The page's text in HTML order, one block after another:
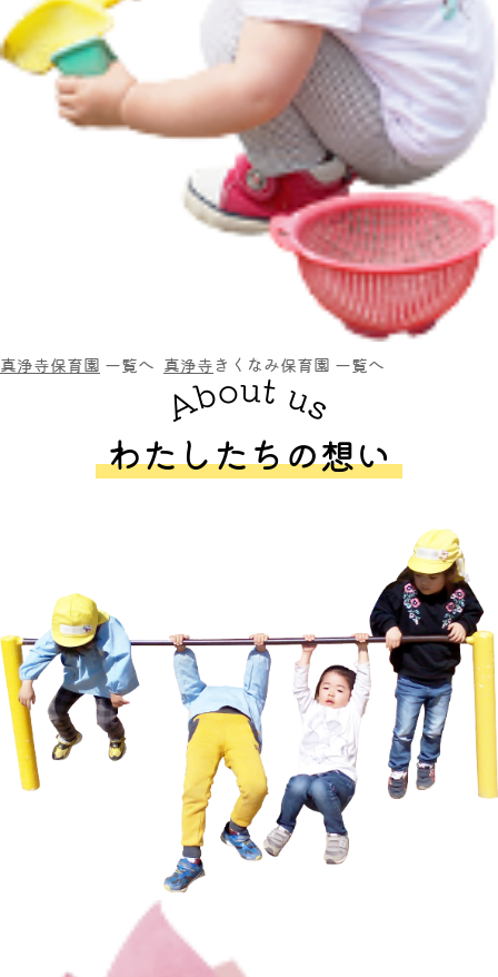
真浄寺保育園 一覧へ 真浄寺きくなみ保育園 一覧へ
わたしたちの想い